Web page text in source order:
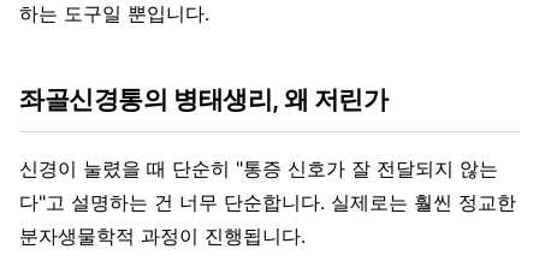
하는 도구일 뿐입니다.
좌골신경통의 병태생리, 왜 저린가
신경이 눌렸을 때 단순히 "통증 신호가 잘 전달되지 않는
다"고 설명하는 건 너무 단순합니다. 실제로는 훨씬 정교한
분자생물학적 과정이 진행됩니다.